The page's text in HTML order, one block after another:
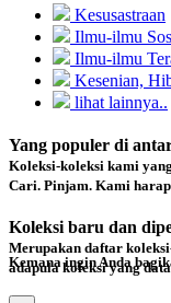
Kesusastraan
Ilmu-ilmu
Ilmu-ilmu
Kesenian,
lihat lainnya..
Yang populer di
Koleksi-koleksi kami
Cari. Pinjam. Kami
Koleksi baru dan
Merupakan daftar
adapula koleksi yang
Kemana ingin Anda